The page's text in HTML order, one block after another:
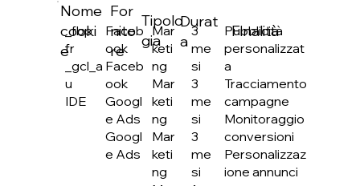
_fbp
fr
_gcl_a
u
IDE
Faceb
ook
Faceb
ook
Googl
e Ads
Googl
e Ads
Mar
keti
ng
Mar
keti
ng
Mar
keti
ng
3
me
si
3
me
si
3
me
si
Pubblicità
personalizzat
a
Tracciamento
campagne
Monitoraggio
conversioni
Personalizzaz
ione annunci
Nome
cooki
e
For
nito
re
Tipolo
gia
Durat
a
Finalità